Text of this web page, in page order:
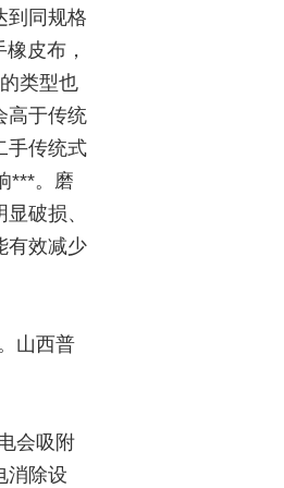
到同规格
皮布，
类型也
高于传统
手传统式
***。磨
破损、
有效减少
山西普
会吸附
消除设